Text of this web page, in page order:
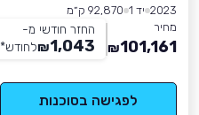
2023 יד 1
92,870 ק״מ
מחיר
101,161
₪
החזר חודשי מ-
1,043
₪לחודש*
לפגישה בסוכנות